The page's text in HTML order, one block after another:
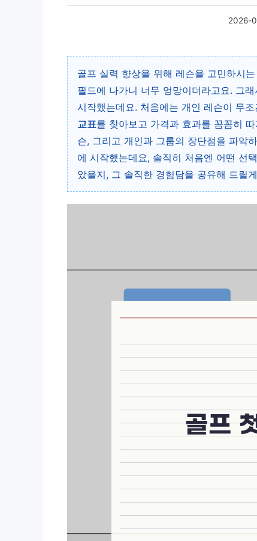
2026-
골프 실력 향상을 위해 레슨을 고민하시
필드에 나가니 너무 엉망이더라고요. 그
시작했는데요. 처음에는 개인 레슨이 무
교표를 찾아보고 가격과 효과를 꼼꼼히
슨, 그리고 개인과 그룹의 장단점을 파악
에 시작했는데요, 솔직히 처음엔 어떤 선
았을지, 그 솔직한 경험담을 공유해 드릴